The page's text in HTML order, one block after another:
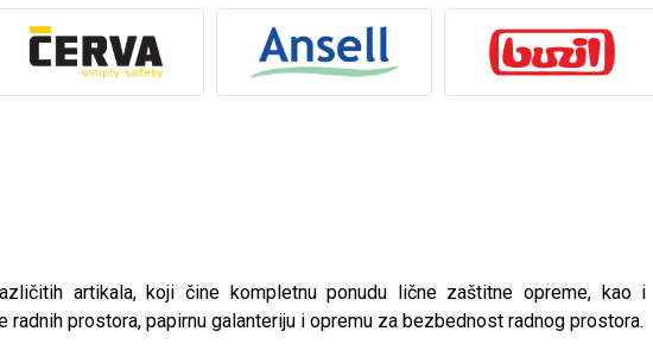
artikala, koji čine kompletnu ponudu lične zaštitne opreme, kao
prostora, papirnu galanteriju i opremu za bezbednost radnog prostora.